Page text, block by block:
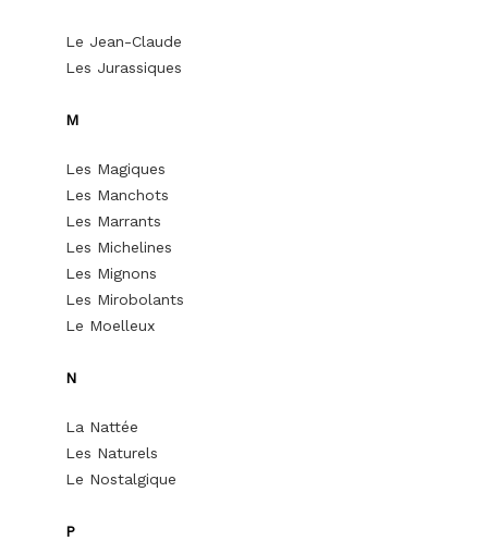
Le Jean-Claude
Les Jurassiques
M
Les Magiques
Les Manchots
Les Marrants
Les Michelines
Les Mignons
Les Mirobolants
Le Moelleux
N
La Nattée
Les Naturels
Le Nostalgique
P